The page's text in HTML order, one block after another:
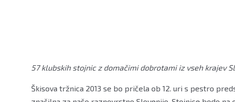
57 klubskih stojnic z domačimi dobrotami iz vseh krajev
Škisova tržnica 2013 se bo pričela ob 12. uri s pestro